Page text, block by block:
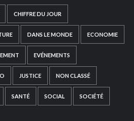
CHIFFRE DU JOUR
DANS LE MONDE ECONOMIE
EVÉNEMENTS
JUSTICE NON CLASSÉ
SANTÉ SOCIAL SOCIÉTÉ